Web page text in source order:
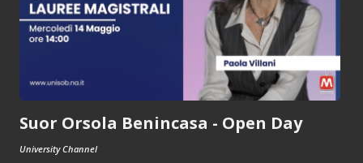
Suor Orsola Benincasa - Open Day
University Channel